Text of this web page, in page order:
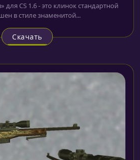
CS 1.6 - это клинок стандартной
в стиле знаменитой...
Скачать